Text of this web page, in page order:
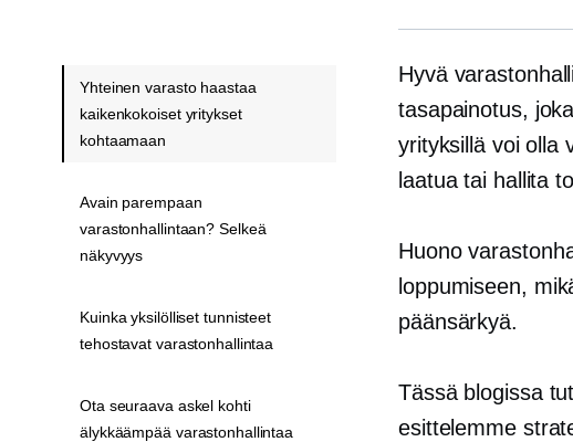
Hyvä
tasapainotus,
yrityksillä voi olla
laatua tai hallita
Huono
loppumiseen,
päänsärkyä.
Tässä blogissa
esittelemme
Yhteinen varasto haastaa
kaikenkokoiset yritykset
kohtaamaan
Avain parempaan
varastonhallintaan? Selkeä
näkyvyys
Kuinka yksilölliset tunnisteet
tehostavat varastonhallintaa
Ota seuraava askel kohti
älykkäämpää varastonhallintaa